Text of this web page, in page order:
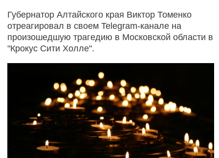
Губернатор Алтайского края Виктор Томенко
отреагировал в своем Telegram-канале на
произошедшую трагедию в Московской области в
"Крокус Сити Холле".